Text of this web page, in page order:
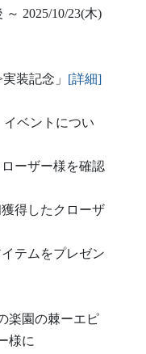
2025/10/23(木)
装記念」 [詳細]
イベントについ
ーザー様を確認
得したクローザ
テムをプレゼン
楽園の棘ーエピ
様に